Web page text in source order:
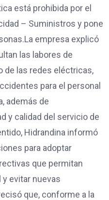
está prohibida por el
– Suministros y pone
empresa explicó
las labores de
de las redes eléctricas,
para el personal
además de
y calidad del servicio de
Hidrandina informó
para adoptar
que permitan
evitar nuevas
que, conforme a la